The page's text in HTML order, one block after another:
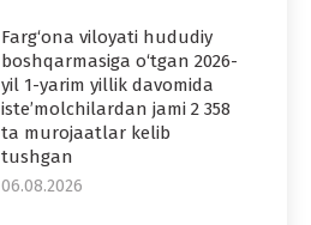
Farg‘ona viloyati hududiy
boshqarmasiga o‘tgan 2026-
yil 1-yarim yillik davomida
iste’molchilardan jami 2 358
ta murojaatlar kelib
tushgan
06.08.2026